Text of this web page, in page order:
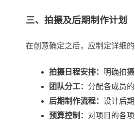
三、拍摄及后期制作计划
在创意确定之后，应制定详细
拍摄日程安排： 明确拍
团队分工： 分配各成员
后期制作流程： 设计后
预算控制： 对项目的各